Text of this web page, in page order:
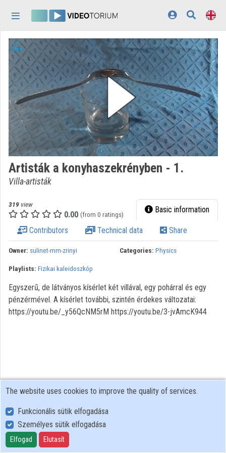
Home
Log In
Discovery
Categories
Playlists
Organizations
Contributors
Artisták a konyhaszekrényben - 1.
Villa-artisták
319 view
0.00 (from 0 ratings) Basic information
Contributors Technical data Share
Owner: sulinet-mm-zrinyi Categories: Physics
Playlists: Fizikai kaleidoszkóp
Egyszerű, de látványos kísérlet két villával, egy pohárral és egy
pénzérmével. A kísérlet további, szintén érdekes változatai:
https://youtu.be/_y56QcNM5rM https://youtu.be/3-jvAmcK944
User Policy
Adatkezelési tájékoztató (en)
Cookie Policy
The website uses cookies to improve the quality of services.
Funkcionális sütik elfogadása
Személyes sütik elfogadása
Elfogad Elutasít